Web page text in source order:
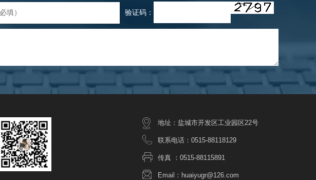
验证码：
地址：盐城市开发区工业园区22号
联系电话：0515-88118129
传真 ：0515-88115891
Email：huaiyugr@126.com